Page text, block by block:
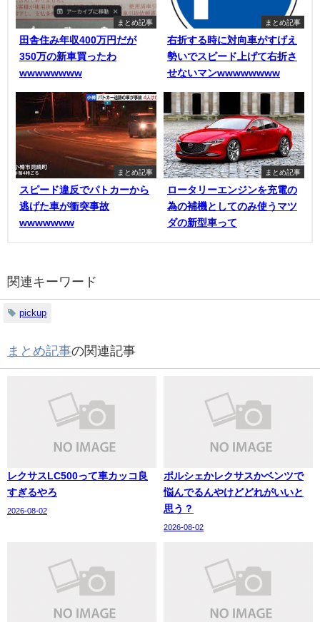
まとめ記事
田舎住み年収400万円だが
350万の新車買ったわ
wwwwwwww
まとめ記事
右折する時に対向車がすげえ
勢いでスピード上げて右折さ
せないマンwwwwwwww
まとめ記事
スピード違反でパトカーから
逃げた車が衝突事故
wwwwwww
まとめ記事
ロータリーエンジンを充電の
為の補機としてのみ使うマツ
ダの新型車って
関連キーワード
pickup
まとめ記事の関連記事
レクサスLC500って車カッコ良
すぎるやろ
2026-08-02
ポルシェかレクサスかベンツで
悩んでるんやけどどれがいいと
思う？
2026-08-02